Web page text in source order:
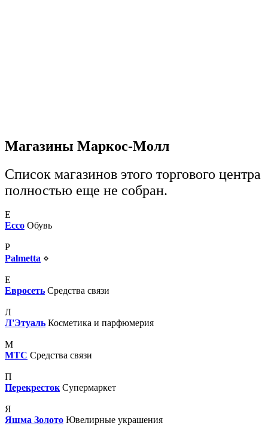
Магазины Маркос-Молл
Список магазинов этого торгового центра
полностью еще не собран.
E
Ecco Обувь
P
Palmetta ⋄
Е
Евросеть Средства связи
Л
Л'Этуаль Косметика и парфюмерия
М
МТС Средства связи
П
Перекресток Супермаркет
Я
Яшма Золото Ювелирные украшения